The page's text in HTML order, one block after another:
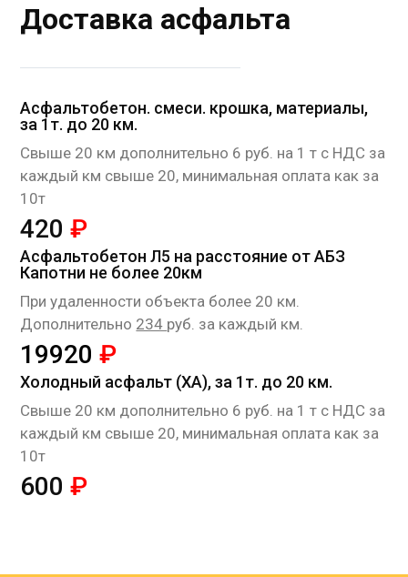
Доставка асфальта
Асфальтобетон. смеси. крошка, материалы,
за 1т. до 20 км.
Cвыше 20 км дополнительно 6 руб. на 1 т с НДС за
каждый км свыше 20, минимальная оплата как за
10т
420₽
Асфальтобетон Л5 на расстояние от АБЗ
Капотни не более 20км
При удаленности объекта более 20 км.
Дополнительно 234 руб. за каждый км.
19920 ₽
Холодный асфальт (ХА), за 1т. до 20 км.
Cвыше 20 км дополнительно 6 руб. на 1 т с НДС за
каждый км свыше 20, минимальная оплата как за
10т
600 ₽